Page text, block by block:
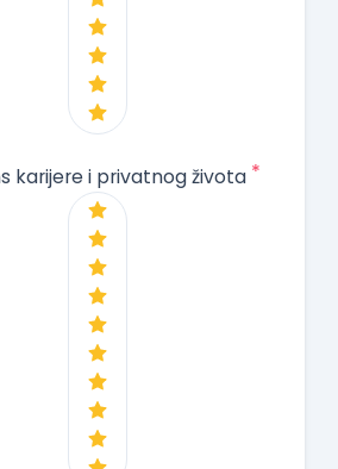
karijere i privatnog života *